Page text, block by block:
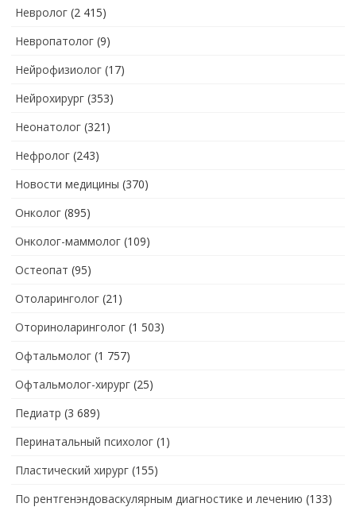
Невролог (2 415)
Невропатолог (9)
Нейрофизиолог (17)
Нейрохирург (353)
Неонатолог (321)
Нефролог (243)
Новости медицины (370)
Онколог (895)
Онколог-маммолог (109)
Остеопат (95)
Отоларинголог (21)
Оториноларинголог (1 503)
Офтальмолог (1 757)
Офтальмолог-хирург (25)
Педиатр (3 689)
Перинатальный психолог (1)
Пластический хирург (155)
По рентгенэндоваскулярным диагностике и лечению (133)